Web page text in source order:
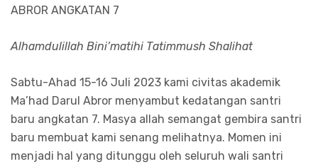
ABROR ANGKATAN 7
Alhamdulillah Bini’matihi Tatimmush Shalihat
Sabtu-Ahad 15-16 Juli 2023 kami civitas akademik
Ma’had Darul Abror menyambut kedatangan santri
baru angkatan 7. Masya allah semangat gembira santri
baru membuat kami senang melihatnya. Momen ini
menjadi hal yang ditunggu oleh seluruh wali santri